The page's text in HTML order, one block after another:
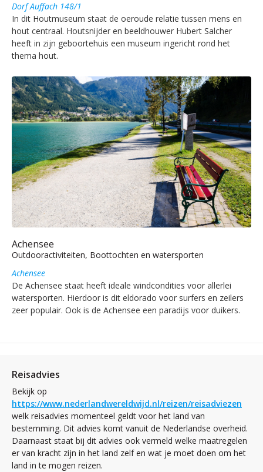
Dorf Auffach 148/1
In dit Houtmuseum staat de oeroude relatie tussen mens en
hout centraal. Houtsnijder en beeldhouwer Hubert Salcher
heeft in zijn geboortehuis een museum ingericht rond het
thema hout.
Achensee
Outdooractiviteiten, Boottochten en watersporten
Achensee
De Achensee staat heeft ideale windcondities voor allerlei
watersporten. Hierdoor is dit eldorado voor surfers en zeilers
zeer populair. Ook is de Achensee een paradijs voor duikers.
Reisadvies
Bekijk op
https://www.nederlandwereldwijd.nl/reizen/reisadviezen
welk reisadvies momenteel geldt voor het land van
bestemming. Dit advies komt vanuit de Nederlandse overheid.
Daarnaast staat bij dit advies ook vermeld welke maatregelen
er van kracht zijn in het land zelf en wat je moet doen om het
land in te mogen reizen.